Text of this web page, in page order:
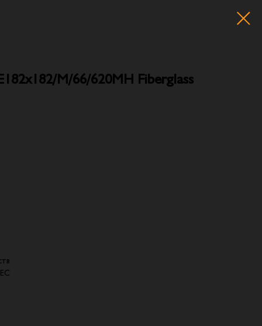
M/66/620MH Fiberglass